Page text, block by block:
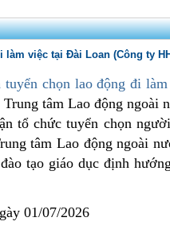
việc tại Đài Loan (Công ty
tuyển chọn lao động đi
Trung tâm Lao động ngoài
tổ chức tuyển chọn
tâm Lao động ngoài
tạo giáo dục định
01/07/2026